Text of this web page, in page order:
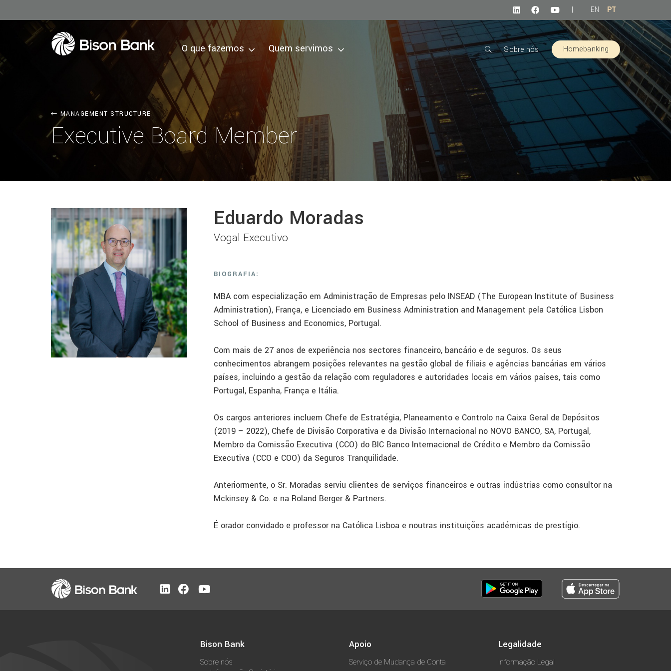
| EN PT
O que fazemos Quem servimos Sobre nós Homebanking
MANAGEMENT STRUCTURE
Executive Board Member
Eduardo Moradas
Vogal Executivo
BIOGRAFIA:
MBA com especialização em Administração de Empresas pelo INSEAD (The European Institute of Business
Administration), França, e Licenciado em Business Administration and Management pela Católica Lisbon
School of Business and Economics, Portugal.
Com mais de 27 anos de experiência nos sectores financeiro, bancário e de seguros. Os seus
conhecimentos abrangem posições relevantes na gestão global de filiais e agências bancárias em vários
países, incluindo a gestão da relação com reguladores e autoridades locais em vários países, tais como
Portugal, Espanha, França e Itália.
Os cargos anteriores incluem Chefe de Estratégia, Planeamento e Controlo na Caixa Geral de Depósitos
(2019 – 2022), Chefe de Divisão Corporativa e da Divisão Internacional no NOVO BANCO, SA, Portugal,
Membro da Comissão Executiva (CCO) do BIC Banco Internacional de Crédito e Membro da Comissão
Executiva (CCO e COO) da Seguros Tranquilidade.
Anteriormente, o Sr. Moradas serviu clientes de serviços financeiros e outras indústrias como consultor na
Mckinsey & Co. e na Roland Berger & Partners.
É orador convidado e professor na Católica Lisboa e noutras instituições académicas de prestígio.
Bison Bank
Sobre nós
Apoio
Serviço de Mudança de Conta
Legalidade
Informação Legal